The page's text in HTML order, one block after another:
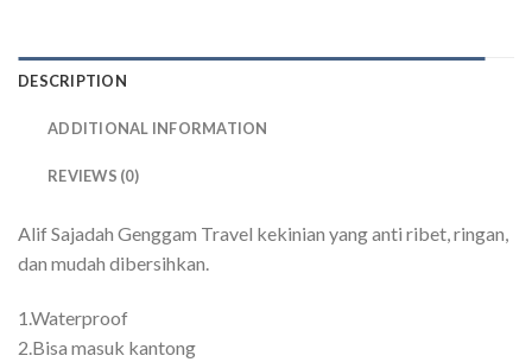
DESCRIPTION
ADDITIONAL INFORMATION
REVIEWS (0)
Alif Sajadah Genggam Travel kekinian yang anti ribet, ringan,
dan mudah dibersihkan.
1.Waterproof
2.Bisa masuk kantong